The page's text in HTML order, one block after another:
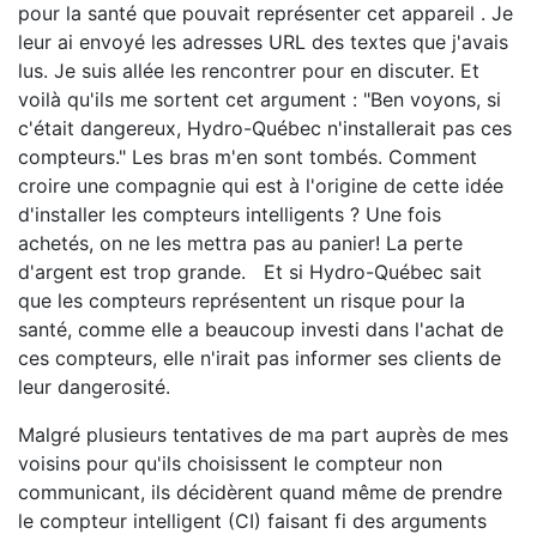
pour la santé que pouvait représenter cet appareil . Je
leur ai envoyé les adresses URL des textes que j'avais
lus. Je suis allée les rencontrer pour en discuter. Et
voilà qu'ils me sortent cet argument : "Ben voyons, si
c'était dangereux, Hydro-Québec n'installerait pas ces
compteurs." Les bras m'en sont tombés. Comment
croire une compagnie qui est à l'origine de cette idée
d'installer les compteurs intelligents ? Une fois
achetés, on ne les mettra pas au panier! La perte
d'argent est trop grande. Et si Hydro-Québec sait
que les compteurs représentent un risque pour la
santé, comme elle a beaucoup investi dans l'achat de
ces compteurs, elle n'irait pas informer ses clients de
leur dangerosité.
Malgré plusieurs tentatives de ma part auprès de mes
voisins pour qu'ils choisissent le compteur non
communicant, ils décidèrent quand même de prendre
le compteur intelligent (CI) faisant fi des arguments